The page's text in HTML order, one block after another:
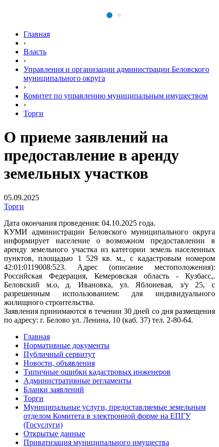
Главная
›
Власть
›
Управления и организации администрации Беловского
муниципального округа
›
Комитет по управлению муниципальным имуществом
›
Торги
О приеме заявлений на
предоставление в аренду
земельных участков
05.09.2025
Торги
Дата окончания проведения: 04.10.2025 года.
КУМИ администрации Беловского муниципального округа
информирует население о возможном предоставлении в
аренду земельного участка из категории земель населенных
пунктов, площадью 1 529 кв. м., с кадастровым номером
42:01:0119008:523. Адрес (описание местоположения):
Российская Федерация, Кемеровская область - Кузбасс,.
Беловский м.о, д. Ивановка, ул. Яблоневая, з/у 25, с
разрешенным использованием: для индивидуального
жилищного строительства.
Заявления принимаются в течении 30 дней со дня размещения
по адресу: г. Белово ул. Ленина, 10 (каб. 37) тел. 2-80-64.
Главная
Нормативные документы
Публичный сервитут
Новости, объявления
Типичные ошибки кадастровых инженеров
Административные регламенты
Бланки заявлений
Торги
Муниципальные услуги, предоставляемые земельным
отделом Комитета в электронной форме на ЕПГУ
(Госуслуги)
Открытые данные
Приватизация муниципального имущества